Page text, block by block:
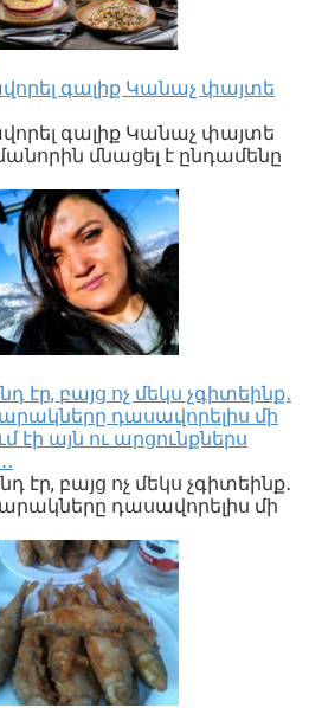
գալիք Կանաչ փայտե
գալիք Կանաչ փայտե
մնացել է ընդամենը
էր, բայց ոչ մեկս չգիտեինք․
դասավորելիս մի
այն ու արցունքներս
էր, բայց ոչ մեկս չգիտեինք․
դասավորելիս մի